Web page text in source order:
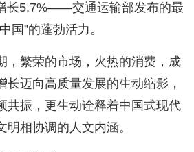
长5.7%——交通运输部发布的最
国”的蓬勃活力。
，繁荣的市场，火热的消费，成
长迈向高质量发展的生动缩影，
共振，更生动诠释着中国式现代
相协调的人文内涵。